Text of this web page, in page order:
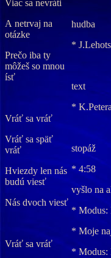
Viac sa nevráti
A netrvaj na
otázke
Prečo iba ty
môžeš so mnou
ísť
Vráť sa vráť
Vráť sa späť
vráť
Hviezdy len nás
budú viesť
Nás dvoch viesť
Vráť sa vráť
hudba
*
text
*
stopáž
* 4:58
vyšlo na
* Modus:
* Moje
* Modus: